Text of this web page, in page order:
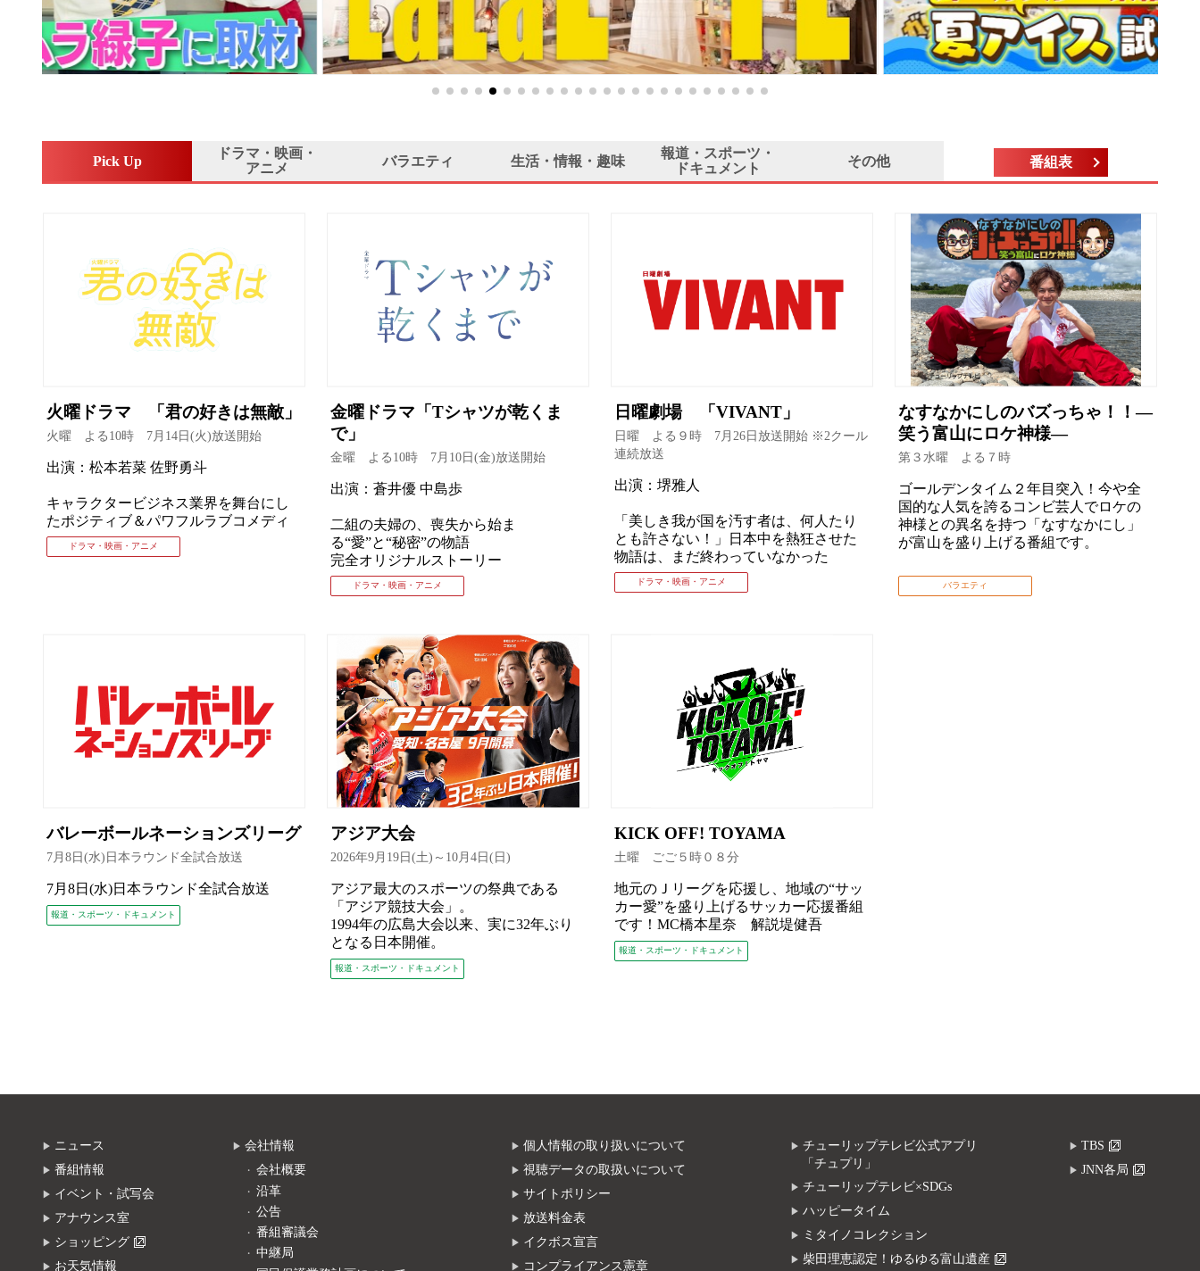
Pick Up
ドラマ・映画・
アニメ
バラエティ 生活・情報・趣味
報道・スポーツ・
ドキュメント
その他 番組表
火曜ドラマ 「君の好きは無敵」
火曜 よる10時 7月14日(火)放送開始
出演：松本若菜 佐野勇斗
キャラクタービジネス業界を舞台にし
たポジティブ＆パワフルラブコメディ
ドラマ・映画・アニメ
金曜ドラマ「Tシャツが乾くま
で」
金曜 よる10時 7月10日(金)放送開始
出演：蒼井優 中島歩
⼆組の夫婦の、喪失から始ま
る“愛”と“秘密”の物語
完全オリジナルストーリー
ドラマ・映画・アニメ
日曜劇場 「VIVANT」
日曜 よる９時 7月26日放送開始 ※2クール
連続放送
出演：堺雅人
「美しき我が国を汚す者は、何人たり
とも許さない！」日本中を熱狂させた
物語は、まだ終わっていなかった
ドラマ・映画・アニメ
なすなかにしのバズっちゃ！！―
笑う富山にロケ神様―
第３水曜 よる７時
ゴールデンタイム２年目突入！今や全
国的な人気を誇るコンビ芸人でロケの
神様との異名を持つ「なすなかにし」
が富山を盛り上げる番組です。
バラエティ
バレーボールネーションズリーグ
7月8日(水)日本ラウンド全試合放送
7月8日(水)日本ラウンド全試合放送
報道・スポーツ・ドキュメント
アジア大会
2026年9月19日(土)～10月4日(日)
アジア最大のスポーツの祭典である
「アジア競技大会」。
1994年の広島大会以来、実に32年ぶり
となる日本開催。
報道・スポーツ・ドキュメント
KICK OFF! TOYAMA
土曜 ごご５時０８分
地元のＪリーグを応援し、地域の“サッ
カー愛”を盛り上げるサッカー応援番組
です！MC橋本星奈 解説堤健吾
報道・スポーツ・ドキュメント
ニュース
番組情報
イベント・試写会
アナウンス室
ショッピング
お天気情報
会社情報
会社概要
沿革
公告
番組審議会
中継局
個人情報の取り扱いについて
視聴データの取扱いについて
サイトポリシー
放送料金表
イクボス宣言
コンプライアンス憲章
チューリップテレビ公式アプリ
「チュプリ」
チューリップテレビ×SDGs
ハッピータイム
ミタイノコレクション
柴田理恵認定！ゆるゆる富山遺産
TBS
JNN各局